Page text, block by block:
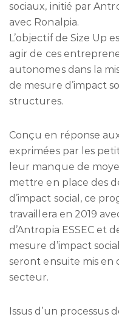
sociaux, initié par
avec Ronalpia.
L’objectif de Size Up
agir de ces
autonomes dans la
de mesure d’impact
structures.
Conçu en réponse
exprimées par les
leur manque de
mettre en place des
d’impact social, ce
travaillera en 2019
d’Antropia ESSEC et
mesure d’impact
seront ensuite mis
secteur.
Issus d’un processus